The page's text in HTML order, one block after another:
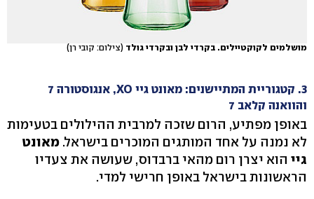
מושלמים לקוקטיילים. בקרדי לבן ובקרדי גולד (צילום: קובי רן)
3. קטגוריית המתיישנים: מאונט גיי XO, אנגוסטורה 7
והוואנה קלאב 7
באופן מפתיע, הרום שזכה למרבית ההילולים בטעימות
לא נמנה על אחד המותגים המוכרים בישראל. מאונט
גיי הוא יצרן רום מהאי ברבדוס, שעושה את צעדיו
הראשונות בישראל באופן חרישי למדי.